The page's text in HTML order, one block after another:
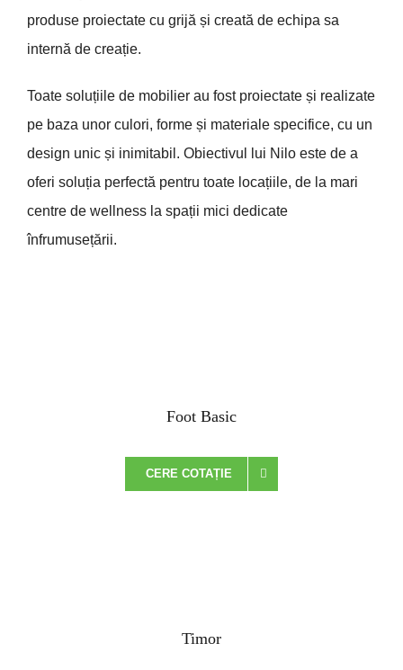
produse proiectate cu grijă și creată de echipa sa
internă de creație.
Toate soluțiile de mobilier au fost proiectate și realizate
pe baza unor culori, forme și materiale specifice, cu un
design unic și inimitabil. Obiectivul lui Nilo este de a
oferi soluția perfectă pentru toate locațiile, de la mari
centre de wellness la spații mici dedicate
înfrumusețării.
Foot Basic
CERE COTAȚIE
Timor